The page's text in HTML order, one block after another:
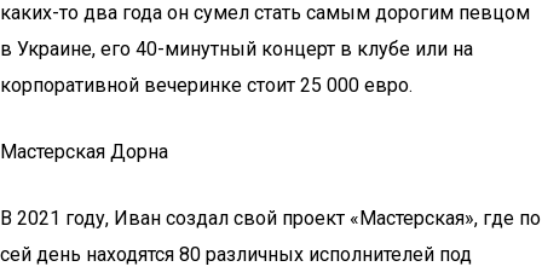
каких-то два года он сумел стать самым дорогим певцом
в Украине, его 40-минутный концерт в клубе или на
корпоративной вечеринке стоит 25 000 евро.
Мастерская Дорна
В 2021 году, Иван создал свой проект «Мастерская», где по
сей день находятся 80 различных исполнителей под